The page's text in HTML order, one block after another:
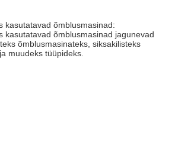
kasutatavad õmblusmasinad:
kasutatavad õmblusmasinad jagunevad
õmblusmasinateks, siksakilisteks
muudeks tüüpideks.